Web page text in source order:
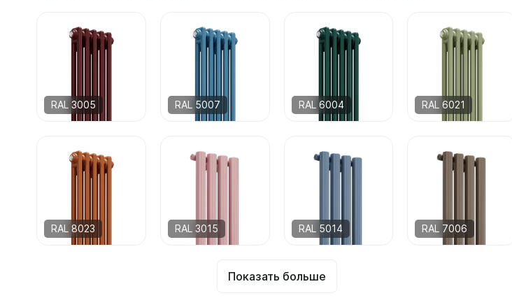
RAL 3005 RAL 5007 RAL 6004 RAL 6021
RAL 8023 RAL 3015 RAL 5014 RAL 7006
Показать больше